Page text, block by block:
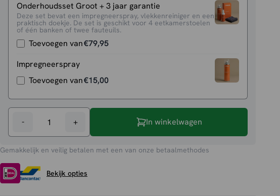
Onderhoudsset Groot + 3 jaar garantie
Deze set bevat een impregneerspray, vlekkenreiniger en een
praktisch doekje. De set is geschikt voor 4 eetkamerstoelen
of één banken of twee fauteuils.
Toevoegen van€79,95
Impregneerspray
Toevoegen van€15,00
-
Eetkamerstoel
Lewis
aantal
+ In winkelwagen
Gemakkelijk en veilig betalen met een van onze betaalmethodes
Bekijk opties